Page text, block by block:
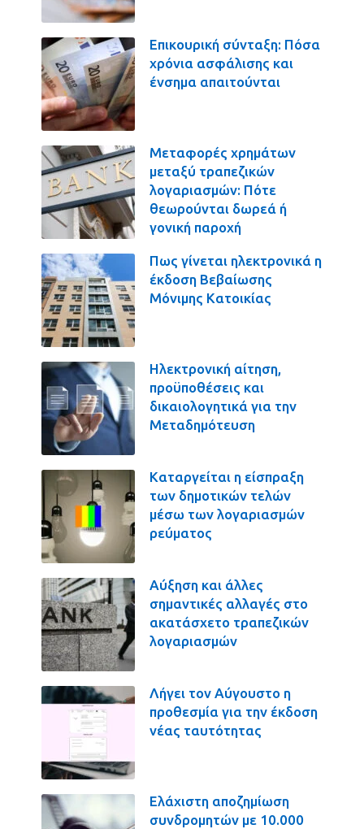
Επικουρική σύνταξη: Πόσα
χρόνια ασφάλισης και
ένσημα απαιτούνται
Μεταφορές χρημάτων
μεταξύ τραπεζικών
λογαριασμών: Πότε
θεωρούνται δωρεά ή
γονική παροχή
Πως γίνεται ηλεκτρονικά η
έκδοση Βεβαίωσης
Μόνιμης Κατοικίας
Ηλεκτρονική αίτηση,
προϋποθέσεις και
δικαιολογητικά για την
Μεταδημότευση
Καταργείται η είσπραξη
των δημοτικών τελών
μέσω των λογαριασμών
ρεύματος
Αύξηση και άλλες
σημαντικές αλλαγές στο
ακατάσχετο τραπεζικών
λογαριασμών
Λήγει τον Αύγουστο η
προθεσμία για την έκδοση
νέας ταυτότητας
Ελάχιστη αποζημίωση
συνδρομητών με 10.000